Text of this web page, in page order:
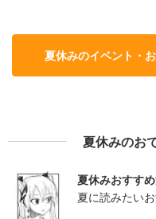
夏休みのイベント・
夏休みのお
夏休みおすす
夏に読みたい